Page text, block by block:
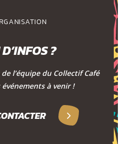
?
l’équipe du Collectif Café
à venir !